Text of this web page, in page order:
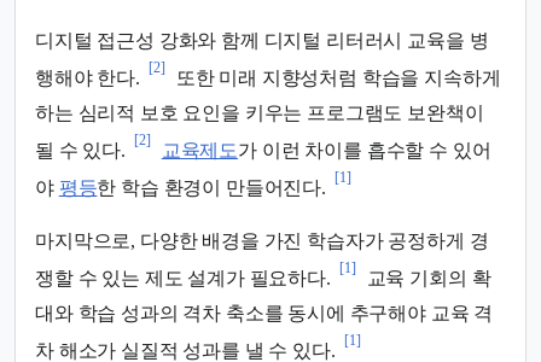
디지털 접근성 강화와 함께 디지털 리터러시 교육을 병
행해야 한다.
[2]
또한 미래 지향성처럼 학습을 지속하게
하는 심리적 보호 요인을 키우는 프로그램도 보완책이
될 수 있다.
[2]
교육제도가 이런 차이를 흡수할 수 있어
야 평등한 학습 환경이 만들어진다.
[1]
마지막으로, 다양한 배경을 가진 학습자가 공정하게 경
쟁할 수 있는 제도 설계가 필요하다.
[1]
교육 기회의 확
대와 학습 성과의 격차 축소를 동시에 추구해야 교육 격
차 해소가 실질적 성과를 낼 수 있다.
[1]